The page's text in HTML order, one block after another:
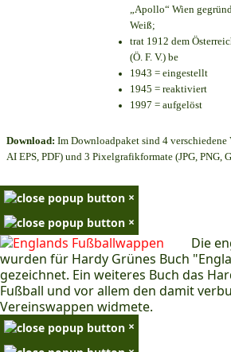
„Apollo“ Wien
Weiß;
trat 1912 dem
(Ö. F. V.) be
1943 = eingestellt
1945 = reaktiviert
1997 = aufgelöst
Download: Im Downloadpaket sind 4
AI EPS, PDF) und 3 Pixelgrafikformate (JPG, PNG,
×
×
Die
wurden für Hardy Grünes Buch
gezeichnet. Ein weiteres Buch das
Fußball und vor allem den damit
Vereinswappen widmete.
×